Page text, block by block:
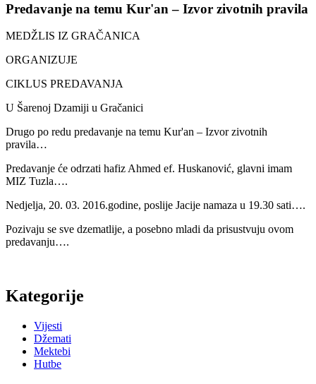
Predavanje na temu Kur'an – Izvor zivotnih pravila
MEDŽLIS IZ GRAČANICA
ORGANIZUJE
CIKLUS PREDAVANJA
U Šarenoj Dzamiji u Gračanici
Drugo po redu predavanje na temu Kur'an – Izvor zivotnih
pravila…
Predavanje će odrzati hafiz Ahmed ef. Huskanović, glavni imam
MIZ Tuzla….
Nedjelja, 20. 03. 2016.godine, poslije Jacije namaza u 19.30 sati….
Pozivaju se sve dzematlije, a posebno mladi da prisustvuju ovom
predavanju….
Kategorije
Vijesti
Džemati
Mektebi
Hutbe